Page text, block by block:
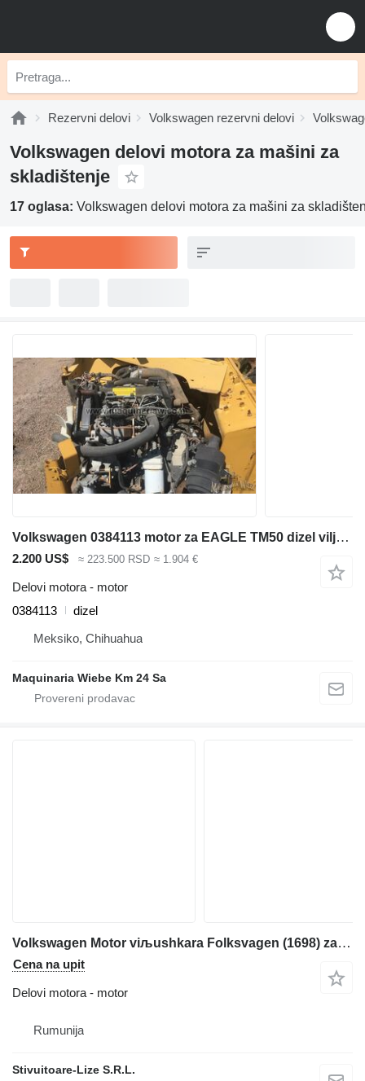
Rezervni delovi Volkswagen rezervni delovi
Volkswagen delovi motora za mašini za
skladištenje
17 oglasa: Volkswagen delovi motora za mašini za
Volkswagen 0384113 motor za EAGLE TM50 dizel viljuškari
2.200 US$ ≈ 223.500 RSD ≈ 1.904 €
Delovi motora - motor
0384113
dizel
Meksiko, Chihuahua
Maquinaria Wiebe Km 24 Sa
Volkswagen Motor viљushkara Folksvagen (1698) za viljuškara
Cena na upit
Delovi motora - motor
Rumunija
Stivuitoare-Lize S.R.L.